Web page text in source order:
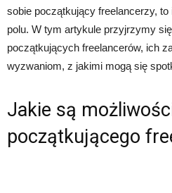
sobie początkujący freelancerzy,
polu. W tym artykule przyjrzymy
początkujących freelancerów, ich
wyzwaniom, z jakimi mogą się
Jakie są
początkującego